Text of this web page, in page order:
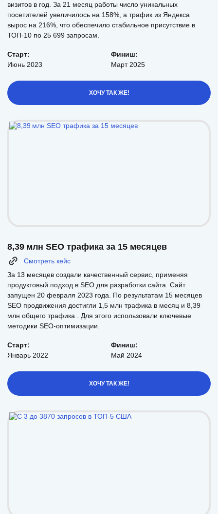
визитов в год. За 21 месяц работы число уникальных
посетителей увеличилось на 158%, а трафик из Яндекса
вырос на 216%, что обеспечило стабильное присутствие в
ТОП-10 по 25 699 запросам.
Старт:
Июнь 2023
Финиш:
Март 2025
ХОЧУ ТАК ЖЕ!
8,39 млн SEO трафика за 15 месяцев
Смотреть кейс
За 13 месяцев создали качественный сервис, применяя
продуктовый подход в SEO для разработки сайта. Сайт
запущен 20 февраля 2023 года. По результатам 15 месяцев
SEO продвижения достигли 1,5 млн трафика в месяц и 8,39
млн общего трафика . Для этого использовали ключевые
методики SEO-оптимизации.
Старт:
Январь 2022
Финиш:
Май 2024
ХОЧУ ТАК ЖЕ!